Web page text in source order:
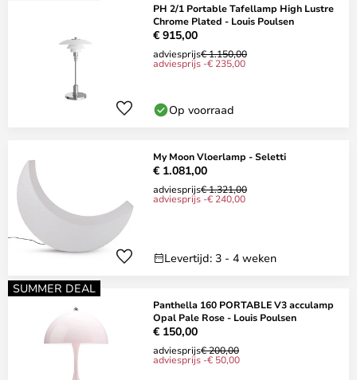
PH 2/1 Portable Tafellamp High Lustre
Chrome Plated - Louis Poulsen
€ 915,00
adviesprijs€ 1.150,00
adviesprijs -€ 235,00
Op voorraad
My Moon Vloerlamp - Seletti
€ 1.081,00
adviesprijs€ 1.321,00
adviesprijs -€ 240,00
Levertijd: 3 - 4 weken
SUMMER DEAL
Panthella 160 PORTABLE V3 acculamp
Opal Pale Rose - Louis Poulsen
€ 150,00
adviesprijs€ 200,00
adviesprijs -€ 50,00